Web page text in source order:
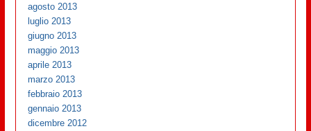
agosto 2013
luglio 2013
giugno 2013
maggio 2013
aprile 2013
marzo 2013
febbraio 2013
gennaio 2013
dicembre 2012